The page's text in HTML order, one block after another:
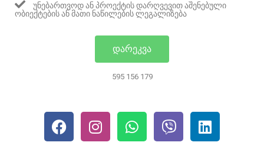
ᲣᲜᲔᲑᲐᲠᲗᲕᲝᲓ ᲐᲜ ᲞᲠᲝᲔᲥᲢᲘᲡ ᲓᲐᲠᲦᲕᲔᲕᲘᲗ ᲐᲨᲔᲜᲔᲑᲣᲚᲘ
ᲝᲑᲘᲔᲥᲢᲔᲑᲘᲡ ᲐᲜ ᲛᲐᲗᲘ ᲜᲐᲬᲘᲚᲔᲑᲘᲡ ᲚᲔᲒᲐᲚᲘᲖᲔᲑᲐ
ᲓᲐᲠᲔᲙᲕᲐ
595 156 179